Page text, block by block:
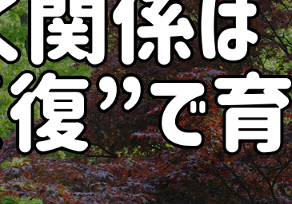
半だからこそ、
える人が大切
『ありがとう』が自然に
言える人を探しませんか
2026.07.14